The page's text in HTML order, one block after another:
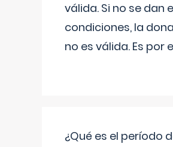
válida. Si no se dan
condiciones, la
no es válida. Es por e
¿Qué es el período